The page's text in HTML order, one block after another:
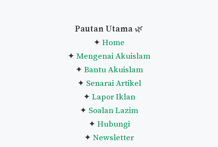
Pautan Utama 🌿
✦ Home
✦ Mengenai Akuislam
✦ Bantu Akuislam
✦ Senarai Artikel
✦ Lapor Iklan
✦ Soalan Lazim
✦ Hubungi
✦ Newsletter